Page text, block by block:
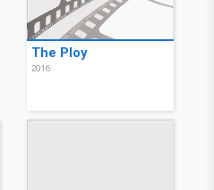
The Ploy
2016